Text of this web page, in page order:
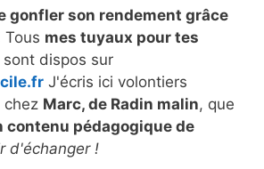
gonfler son rendement grâce
Tous mes tuyaux pour tes
sont dispos sur
J'écris ici volontiers
chez Marc, de Radin malin, que
contenu pédagogique de
d'échanger !